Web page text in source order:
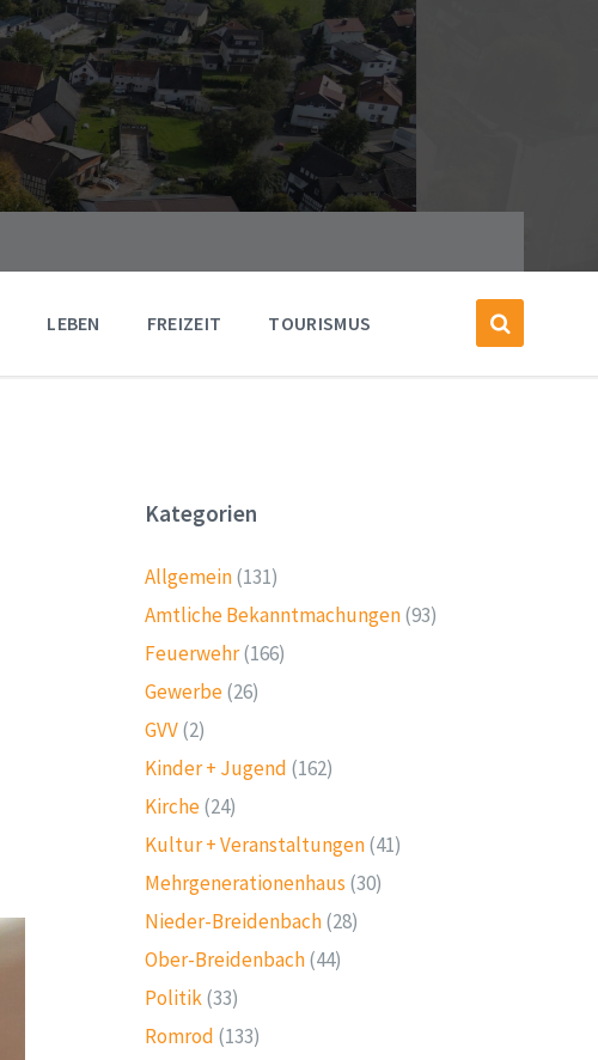
LEBEN FREIZEIT TOURISMUS
Kategorien
Allgemein(131)
Amtliche Bekanntmachungen(93)
Feuerwehr(166)
Gewerbe(26)
GVV(2)
Kinder + Jugend (162)
Kirche(24)
Kultur + Veranstaltungen(41)
Mehrgenerationenhaus (30)
Nieder-Breidenbach(28)
Ober-Breidenbach(44)
Politik(33)
Romrod (133)